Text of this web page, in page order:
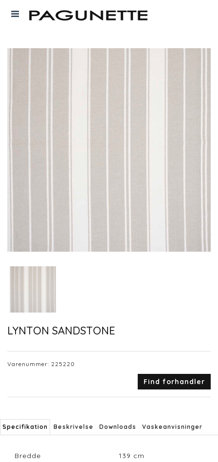
LYNTON SANDSTONE
Varenummer: 225220
Find forhandler
Specifikation Beskrivelse Downloads Vaskeanvisninger
Bredde 139 cm